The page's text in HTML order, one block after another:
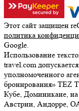
Этот сайт защищен
политика
Google.
Использование
travel.com
уполномоченного
бронирования» TEZ
Кубе, Доминикане,
Австрии, Андорре,